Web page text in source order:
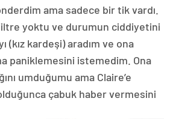
ama sadece bir tik vardı.
yoktu ve durumun ciddiyetini
(kız kardeşi) aradım ve ona
paniklemesini istemedim. Ona
umduğumu ama Claire’e
çabuk haber vermesini